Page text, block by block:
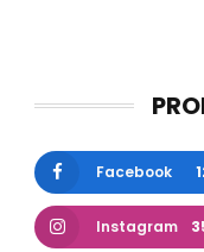
Facebook
Instagram